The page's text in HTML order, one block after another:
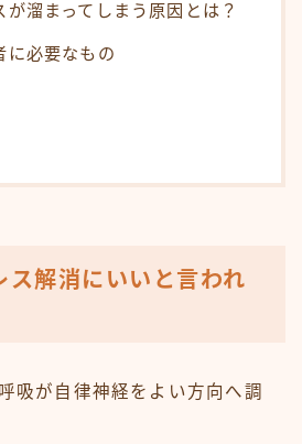
が溜まってしまう原因とは？
に必要なもの
ス解消にいいと言われ
吸が自律神経をよい方向へ調